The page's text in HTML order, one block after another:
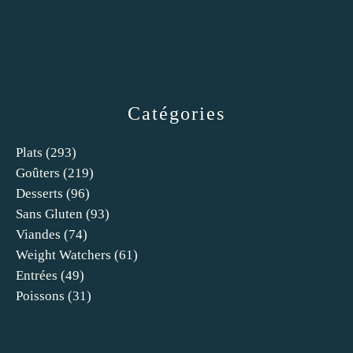
Catégories
Plats (293)
Goûters (219)
Desserts (96)
Sans Gluten (93)
Viandes (74)
Weight Watchers (61)
Entrées (49)
Poissons (31)